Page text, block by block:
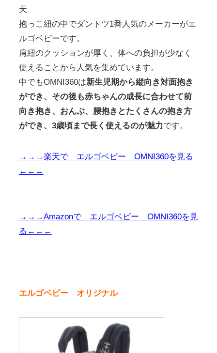
天
抱っこ紐の中でダントツ1番人気のメーカーがエ
ルゴベビーです。
肩紐のクッションが厚く、体への負担が少なく
使えることから人気を集めています。
中でもOMNI360は新生児期から縦向き対面抱き
ができ、その後も赤ちゃんの成長に合わせて前
向き抱き、おんぶ、腰抱きとたくさんの抱き方
ができ、3歳頃まで長く使えるのが魅力です。
→→→楽天で エルゴベビー OMNI360を見る
←←←
→→→Amazonで エルゴベビー OMNI360を見
る←←←
エルゴベビー オリジナル